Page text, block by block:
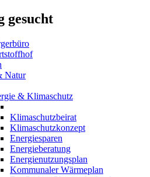
gesucht
Natur
& Klimaschutz
Klimaschutzbeirat
Klimaschutzkonzept
Energiesparen
Energieberatung
Energienutzungsplan
Kommunaler Wärmeplan